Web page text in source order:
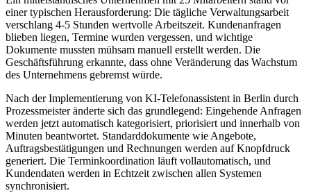
einer typischen Herausforderung: Die tägliche Verwaltungsarbeit
verschlang 4-5 Stunden wertvolle Arbeitszeit. Kundenanfragen
blieben liegen, Termine wurden vergessen, und wichtige
Dokumente mussten mühsam manuell erstellt werden. Die
Geschäftsführung erkannte, dass ohne Veränderung das Wachstum
des Unternehmens gebremst würde.
Nach der Implementierung von KI-Telefonassistent in Berlin durch
Prozessmeister änderte sich das grundlegend: Eingehende Anfragen
werden jetzt automatisch kategorisiert, priorisiert und innerhalb von
Minuten beantwortet. Standarddokumente wie Angebote,
Auftragsbestätigungen und Rechnungen werden auf Knopfdruck
generiert. Die Terminkoordination läuft vollautomatisch, und
Kundendaten werden in Echtzeit zwischen allen Systemen
synchronisiert.